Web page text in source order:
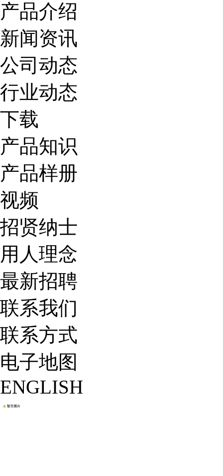
产品介绍
新闻资讯
公司动态
行业动态
下载
产品知识
产品样册
视频
招贤纳士
用人理念
最新招聘
联系我们
联系方式
电子地图
ENGLISH